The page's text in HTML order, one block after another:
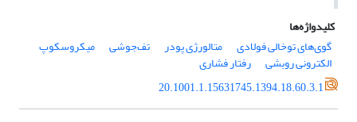
کلیدواژه‌ها
گوی‌های توخالی فولادی
متالورژی پودر تف‌جوشی میکروسکوپ
الکترونی روبشی
رفتار فشاری
20.1001.1.15631745.1394.18.60.3.1